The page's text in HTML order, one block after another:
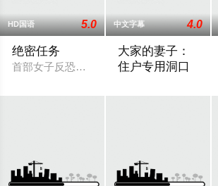
HD国语 5.0
绝密任务
首部女子反恐特战队电影，面对恐怖主义
中文字幕 4.0
大家的妻子：
住户专用洞口